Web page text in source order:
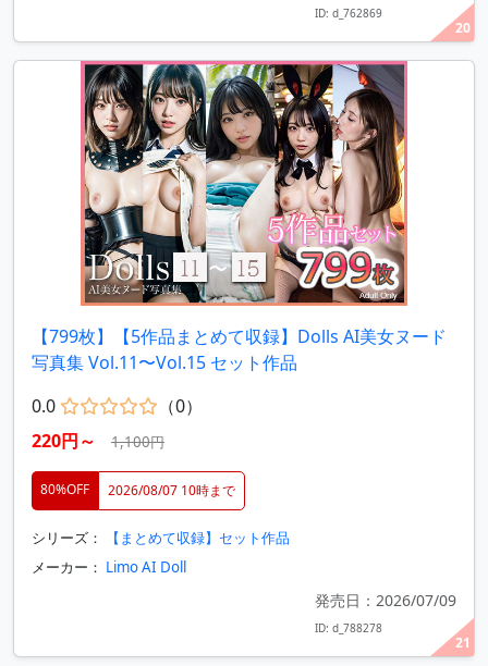
20
ID: d_762869
21
【799枚】【5作品まとめて収録】Dolls AI美女ヌード
写真集 Vol.11〜Vol.15 セット作品
0.0
（0）
220円～
1,100円
80%OFF 2026/08/07 10時まで
シリーズ：
【まとめて収録】セット作品
メーカー： Limo AI Doll
発売日：2026/07/09
ID: d_788278